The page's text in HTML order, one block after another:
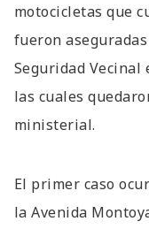
motocicletas que
fueron
Seguridad Vecinal
las cuales
ministerial.
El primer caso
la Avenida